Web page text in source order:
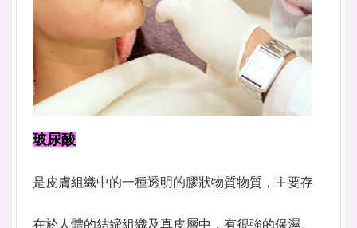
玻尿酸
是皮膚組織中的一種透明的膠狀物質物質，主要存